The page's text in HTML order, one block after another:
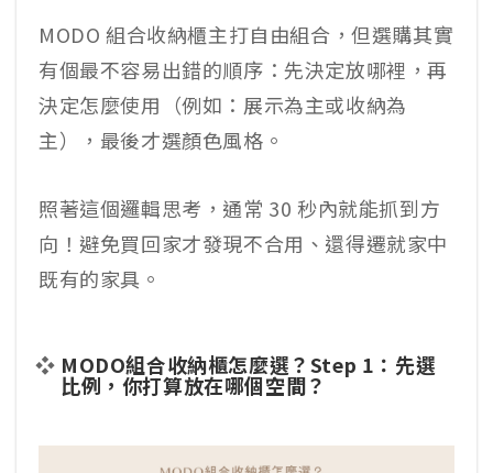
MODO 組合收納櫃主打自由組合，但選購其實
有個最不容易出錯的順序：先決定放哪裡，再
決定怎麼使用（例如：展示為主或收納為
主），最後才選顏色風格。
照著這個邏輯思考，通常 30 秒內就能抓到方
向！避免買回家才發現不合用、還得遷就家中
既有的家具。
MODO組合收納櫃怎麼選？Step 1：先選
比例，你打算放在哪個空間？